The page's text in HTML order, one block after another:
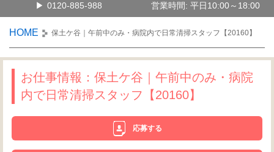
0120-885-988 営業時間: 平日10:00～18:00
HOME 保土ケ谷｜午前中のみ・病院内で日常清掃スタッフ【20160】
お仕事情報：保土ケ谷｜午前中のみ・病院
内で日常清掃スタッフ【20160】
応募する